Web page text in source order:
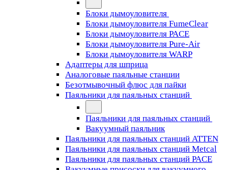
Блоки дымоуловителя
Блоки дымоуловителя FumeClear
Блоки дымоуловителя PACE
Блоки дымоуловителя Pure-Air
Блоки дымоуловителя WARP
Адаптеры для шприца
Аналоговые паяльные станции
Безотмывочный флюс для пайки
Паяльники для паяльных станций
Паяльники для паяльных станций
Вакуумный паяльник
Паяльники для паяльных станций ATTEN
Паяльники для паяльных станций Metcal
Паяльники для паяльных станций PACE